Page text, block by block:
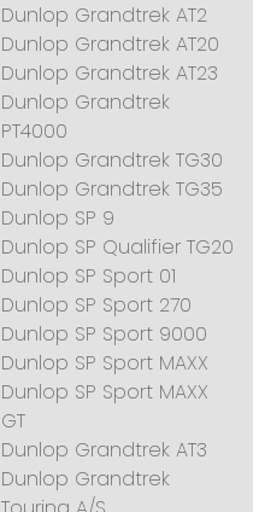
Dunlop Grandtrek AT2
Dunlop Grandtrek AT20
Dunlop Grandtrek AT23
Dunlop Grandtrek
PT4000
Dunlop Grandtrek TG30
Dunlop Grandtrek TG35
Dunlop SP 9
Dunlop SP Qualifier TG20
Dunlop SP Sport 01
Dunlop SP Sport 270
Dunlop SP Sport 9000
Dunlop SP Sport MAXX
Dunlop SP Sport MAXX
GT
Dunlop Grandtrek AT3
Dunlop Grandtrek